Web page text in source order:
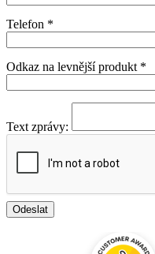
Telefon *
Odkaz na levnější produkt *
Text zprávy: